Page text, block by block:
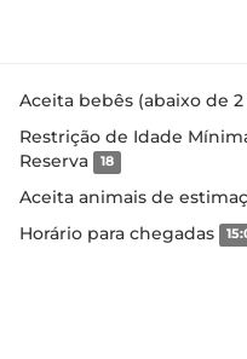
Aceita bebês (abaixo de 2
Restrição de Idade
Reserva
18
Aceita animais de
Horário para chegadas